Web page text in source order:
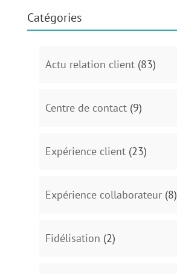
Catégories
Actu relation client(83)
Centre de contact(9)
Expérience client(23)
Expérience collaborateur(8)
Fidélisation (2)